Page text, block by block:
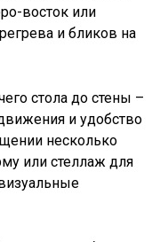
восток или
и бликов на
стола до стены –
и удобство
несколько
или стеллаж для